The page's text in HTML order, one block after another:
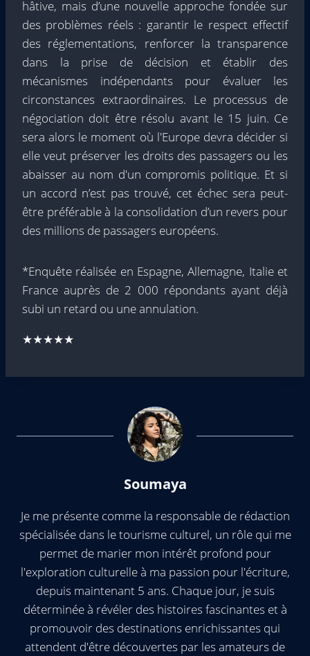
hâtive, mais d’une nouvelle approche fondée sur
des problèmes réels : garantir le respect effectif
des réglementations, renforcer la transparence
dans la prise de décision et établir des
mécanismes indépendants pour évaluer les
circonstances extraordinaires. Le processus de
négociation doit être résolu avant le 15 juin. Ce
sera alors le moment où l'Europe devra décider si
elle veut préserver les droits des passagers ou les
abaisser au nom d'un compromis politique. Et si
un accord n’est pas trouvé, cet échec sera peut-
être préférable à la consolidation d’un revers pour
des millions de passagers européens.
*Enquête réalisée en Espagne, Allemagne, Italie et
France auprès de 2 000 répondants ayant déjà
subi un retard ou une annulation.
★★★★★
Soumaya
Je me présente comme la responsable de rédaction
spécialisée dans le tourisme culturel, un rôle qui me
permet de marier mon intérêt profond pour
l'exploration culturelle à ma passion pour l'écriture,
depuis maintenant 5 ans. Chaque jour, je suis
déterminée à révéler des histoires fascinantes et à
promouvoir des destinations enrichissantes qui
attendent d'être découvertes par les amateurs de